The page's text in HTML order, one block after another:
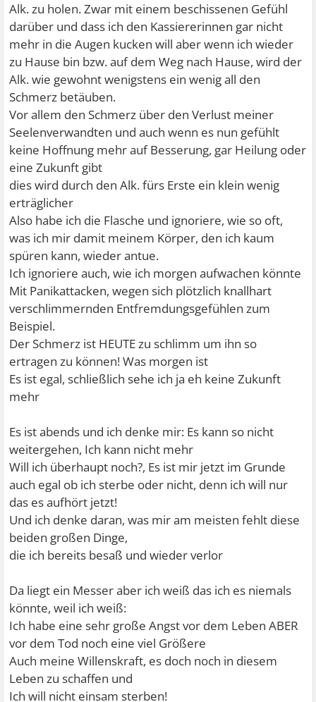
Alk. zu holen. Zwar mit einem beschissenen Gefühl
darüber und dass ich den Kassiererinnen gar nicht
mehr in die Augen kucken will aber wenn ich wieder
zu Hause bin bzw. auf dem Weg nach Hause, wird der
Alk. wie gewohnt wenigstens ein wenig all den
Schmerz betäuben.
Vor allem den Schmerz über den Verlust meiner
Seelenverwandten und auch wenn es nun gefühlt
keine Hoffnung mehr auf Besserung, gar Heilung oder
eine Zukunft gibt
dies wird durch den Alk. fürs Erste ein klein wenig
erträglicher
Also habe ich die Flasche und ignoriere, wie so oft,
was ich mir damit meinem Körper, den ich kaum
spüren kann, wieder antue.
Ich ignoriere auch, wie ich morgen aufwachen könnte
Mit Panikattacken, wegen sich plötzlich knallhart
verschlimmernden Entfremdungsgefühlen zum
Beispiel.
Der Schmerz ist HEUTE zu schlimm um ihn so
ertragen zu können! Was morgen ist
Es ist egal, schließlich sehe ich ja eh keine Zukunft
mehr
Es ist abends und ich denke mir: Es kann so nicht
weitergehen, Ich kann nicht mehr
Will ich überhaupt noch?, Es ist mir jetzt im Grunde
auch egal ob ich sterbe oder nicht, denn ich will nur
das es aufhört jetzt!
Und ich denke daran, was mir am meisten fehlt diese
beiden großen Dinge,
die ich bereits besaß und wieder verlor
Da liegt ein Messer aber ich weiß das ich es niemals
könnte, weil ich weiß:
Ich habe eine sehr große Angst vor dem Leben ABER
vor dem Tod noch eine viel Größere
Auch meine Willenskraft, es doch noch in diesem
Leben zu schaffen und
Ich will nicht einsam sterben!